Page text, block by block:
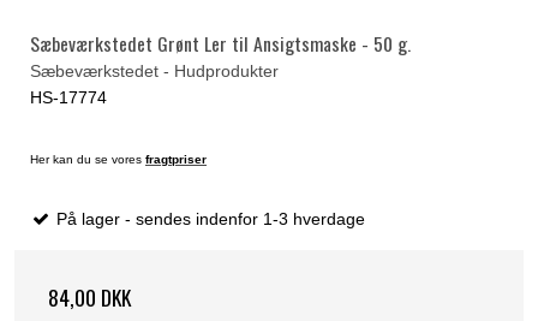
Sæbeværkstedet Grønt Ler til Ansigtsmaske - 50 g.
Sæbeværkstedet - Hudprodukter
HS-17774
Her kan du se vores fragtpriser
På lager - sendes indenfor 1-3 hverdage
84,00 DKK